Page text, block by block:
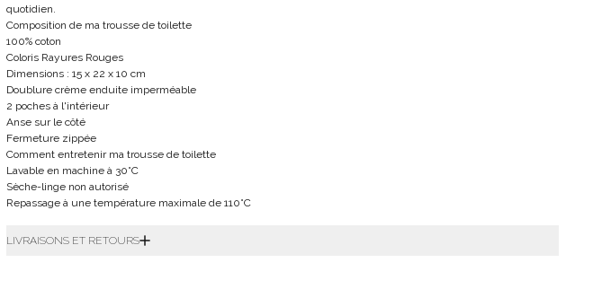
quotidien.
Composition de ma trousse de toilette
100% coton
Coloris Rayures Rouges
Dimensions : 15 x 22 x 10 cm
Doublure crème enduite imperméable
2 poches à l'intérieur
Anse sur le côté
Fermeture zippée
Comment entretenir ma trousse de toilette
Lavable en machine à 30°C
Sèche-linge non autorisé
Repassage à une température maximale de 110°C
LIVRAISONS ET RETOURS